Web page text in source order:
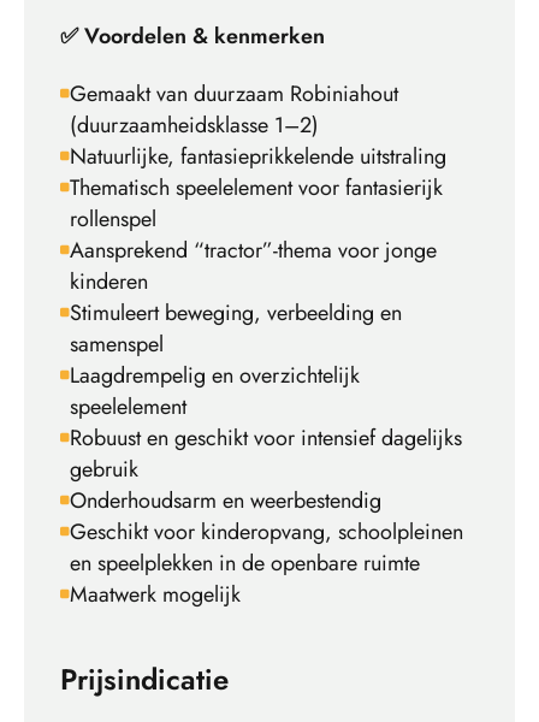
✅ Voordelen & kenmerken
Gemaakt van duurzaam Robiniahout
(duurzaamheidsklasse 1–2)
Natuurlijke, fantasieprikkelende uitstraling
Thematisch speelelement voor fantasierijk
rollenspel
Aansprekend “tractor”-thema voor jonge
kinderen
Stimuleert beweging, verbeelding en
samenspel
Laagdrempelig en overzichtelijk
speelelement
Robuust en geschikt voor intensief dagelijks
gebruik
Onderhoudsarm en weerbestendig
Geschikt voor kinderopvang, schoolpleinen
en speelplekken in de openbare ruimte
Maatwerk mogelijk
Prijsindicatie